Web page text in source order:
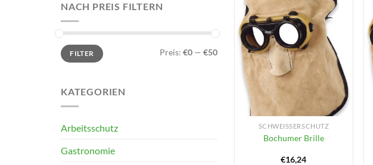
NACH PREIS FILTERN
Min.
Preis
Max.
PreisFILTER Preis: €0— €50
KATEGORIEN
Arbeitsschutz
Gastronomie
SCHWEISSERSCHUTZ
Bochumer Brille
€16,24